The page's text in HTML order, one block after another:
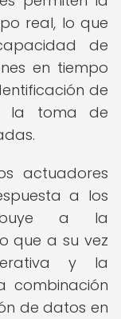
real, lo que
de
en tiempo
de
la toma de
actuadores
a los
a la
que a su vez
y la
combinación
de datos en